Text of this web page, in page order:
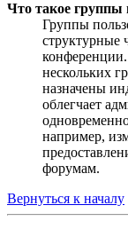
Что такое группы
Группы
структурные
нескольких
назначены
облегчает
например,
форумам.
Вернуться к началу